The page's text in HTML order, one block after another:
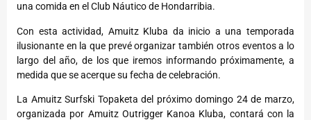
una comida en el Club Náutico de Hondarribia.
Con esta actividad, Amuitz Kluba da inicio a una temporada
ilusionante en la que prevé organizar también otros eventos a lo
largo del año, de los que iremos informando próximamente, a
medida que se acerque su fecha de celebración.
La Amuitz Surfski Topaketa del próximo domingo 24 de marzo,
organizada por Amuitz Outrigger Kanoa Kluba, contará con la